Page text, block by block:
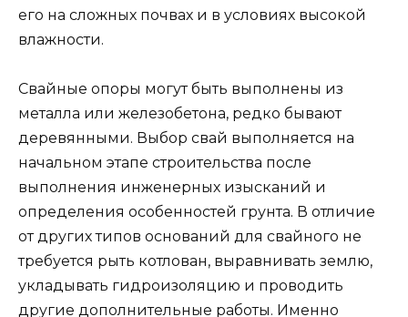
его на сложных почвах и в условиях высокой
влажности.
Свайные опоры могут быть выполнены из
металла или железобетона, редко бывают
деревянными. Выбор свай выполняется на
начальном этапе строительства после
выполнения инженерных изысканий и
определения особенностей грунта. В отличие
от других типов оснований для свайного не
требуется рыть котлован, выравнивать землю,
укладывать гидроизоляцию и проводить
другие дополнительные работы. Именно